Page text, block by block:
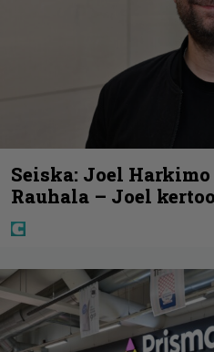
Seiska: Joel
Rauhala – Joel